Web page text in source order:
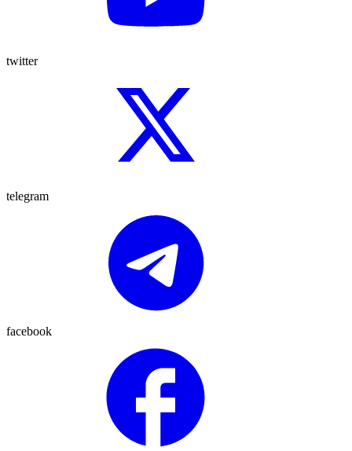
twitter
telegram
facebook